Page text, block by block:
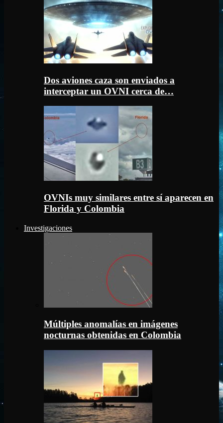
Dos aviones caza son enviados a
interceptar un OVNI cerca de…
OVNIs muy similares entre sí aparecen en
Florida y Colombia
Investigaciones
Múltiples anomalías en imágenes
nocturnas obtenidas en Colombia